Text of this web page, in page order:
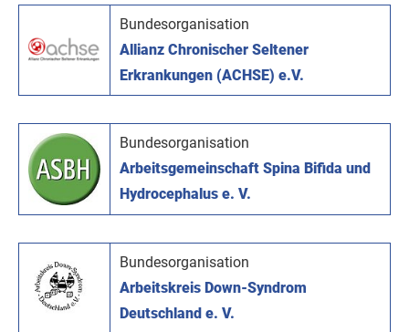
Bundesorganisation
Allianz Chronischer Seltener
Erkrankungen (ACHSE) e.V.
Bundesorganisation
Arbeitsgemeinschaft Spina Bifida und
Hydrocephalus e. V.
Bundesorganisation
Arbeitskreis Down-Syndrom
Deutschland e. V.